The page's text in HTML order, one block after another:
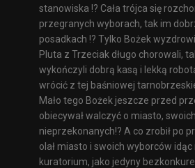
stanowiska !? Cała trójca się
przegranych wyborach, tak im
posadkach !? Tylko Bożek
Pluta z Trzeciak długo chorowali,
wykończyli dobrą kasą i lekką
wrócić z tej baśniowej
Mało tego Bożek jeszcze przed
obiecywał walczyć o miasto,
nieprzekonanych!? A co zrobił po
olał miasto i swoich wyborców idąc
kuratorium, jako jedyny